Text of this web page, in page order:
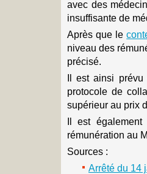
avec des
insuffisante de
Après que le
niveau des
précisé.
Il est ainsi
protocole de
supérieur au prix
Il est
rémunération au
Sources :
Arrêté du 14